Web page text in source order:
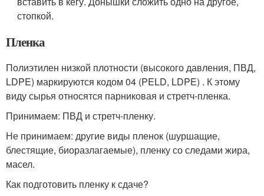
стопкой.
Пленка
Полиэтилен низкой плотности (высокого давления, ПВД,
LDPE) маркируются кодом 04 (PELD, LDPE) . К этому
виду сырья относятся парниковая и стретч-пленка.
Принимаем: ПВД и стретч-пленку.
Не принимаем: другие виды пленок (шуршащие,
блестящие, биоразлагаемые), пленку со следами жира,
масел.
Как подготовить пленку к сдаче?